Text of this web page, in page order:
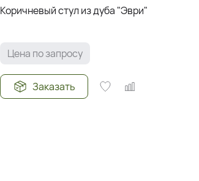
Коричневый стул из дуба "Эври"
Цена по запросу
Заказать